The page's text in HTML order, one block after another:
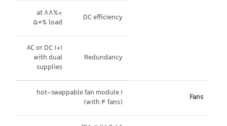
DC efficiency
>88% at
50% load
Redundancy
1+1 AC or DC
with dual
supplies
Fans
1 hot-swappable fan module
(with 4 fans)